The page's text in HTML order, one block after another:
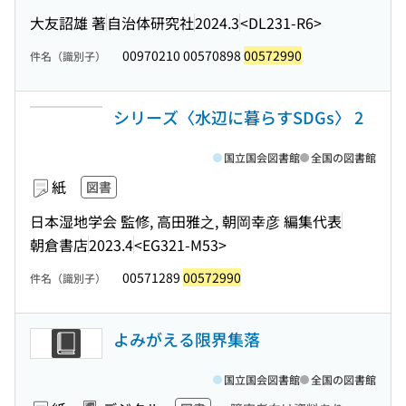
大友詔雄 著自治体研究社2024.3<DL231-R6>
件名（識別子） 00970210 00570898 00572990
シリーズ〈水辺に暮らすSDGs〉 2
紙 図書
日本湿地学会 監修, 高田雅之, 朝岡幸彦 編集代表
朝倉書店2023.4<EG321-M53>
国立国会図書館 全国の図書館
件名（識別子） 00571289 00572990
よみがえる限界集落
国立国会図書館 全国の図書館